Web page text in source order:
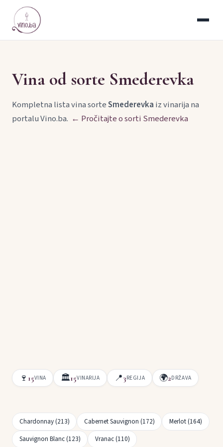
Vina od sorte Smederevka
Kompletna lista vina sorteSmederevka iz vinarija na
portalu Vino.ba. ← Pročitajte o sorti Smederevka
🍷 15VINA 🏛15VINARIJA 📍3REGIJA 🌍2DRŽAVA
Chardonnay (213) Cabernet Sauvignon (172)
Merlot (164)
Sauvignon Blanc (123)
Vranac (110)